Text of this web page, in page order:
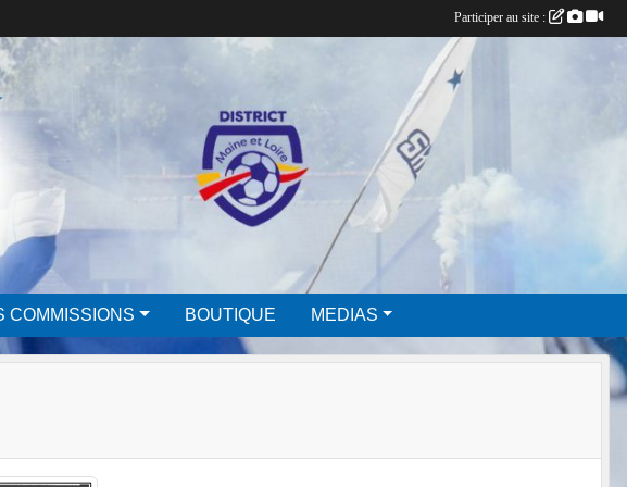
COMMISSIONS BOUTIQUE MEDIAS
Participer au site :